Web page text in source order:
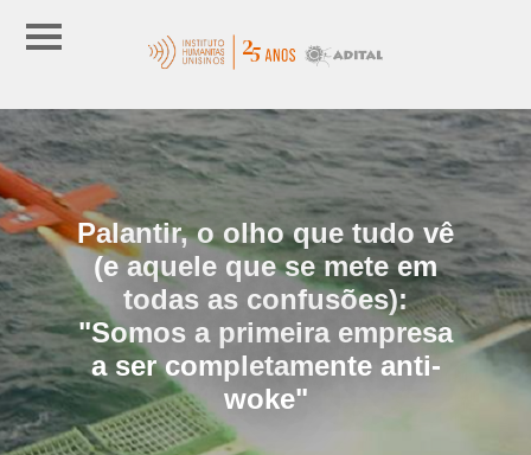
Palantir, o olho que tudo vê
(e aquele que se mete em
todas as confusões):
"Somos a primeira empresa
a ser completamente anti-
woke"